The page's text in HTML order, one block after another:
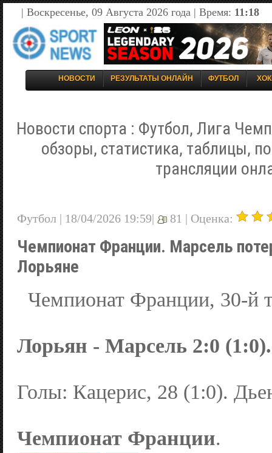
| Воскресенье, 09 Августа 2026 года | Время: 11:18
НОВОСТИ РЕЗУЛЬТАТЫ ОНЛАЙН ФУТБОЛ
Новости спорта : Футбол, Лига
обзоры, статистика, таблицы,
трансляции
Футбол | 18/04/2026 19:59| 81 | Оценка:
Чемпионат Франции. Марсель
Лорьяне
Чемпионат Франции, 30-й
Лорьян - Марсель 2:0 (1:0).
Голы: Кацерис, 28 (1:0).
Чемпионат Франции.